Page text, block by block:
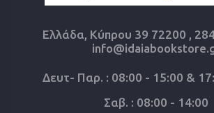
Ελλάδα, Κύπρου 39 72200 ,
Δευτ- Παρ. : 08:00 - 15:00 &
Σαβ. : 08:00 - 14:00